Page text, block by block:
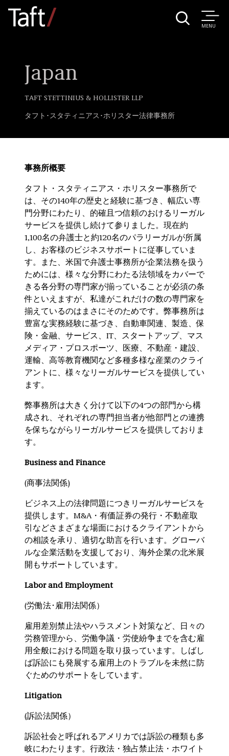
MENU
Japan
TAFT STETTINIUS & HOLLISTER LLP
タフト･スタティニアス･ホリスター法律事務所
事務所概要
タフト・スタティニアス・ホリスター事務所で
は、その140年の歴史と経験に基づき、幅広い専
門分野にわたり、的確且つ信頼のおけるリーガル
サービスを提供し続けて参りました。現在約
1,100名の弁護士と約120名のパラリーガルが所属
し、お客様のビジネスサポートに従事していま
す。また、米国で弁護士事務所が企業法務を扱う
ためには、様々な分野にわたる法領域をカバーで
きる各分野の専門家が揃っていることが必須の条
件といえますが、私達がこれだけの数の専門家を
揃えているのはまさにそのためです。弊事務所は
豊富な実務経験に基づき、自動車関連、製造、保
険・金融、サービス、IT、スタートアップ、マス
メディア・プロスポーツ、医療、不動産・建設、
運輸、高等教育機関など多種多様な産業のクライ
アントに、様々なリーガルサービスを提供してい
ます。
弊事務所は大きく分けて以下の4つの部門から構
成され、それぞれの専門担当者が他部門との連携
を保ちながらリーガルサービスを提供しておりま
す。
Business and Finance
(商事法関係)
ビジネス上の法律問題につきリーガルサービスを
提供します。M&A・有価証券の発行・不動産取
引などさまざまな場面におけるクライアントから
の相談を承り、適切な助言を行います。グローバ
ルな企業活動を支援しており、海外企業の北米展
開もサポートしています。
Labor and Employment
(労働法･雇用法関係）
雇用差別禁止法やハラスメント対策など、日々の
労務管理から、労働争議・労使紛争までを含む雇
用全般における問題を取り扱っています。しばし
ば訴訟にも発展する雇用上のトラブルを未然に防
ぐためのサポートをしています。
Litigation
(訴訟法関係）
訴訟社会と呼ばれるアメリカでは訴訟の種類も多
岐にわたります。行政法・独占禁止法・ホワイト